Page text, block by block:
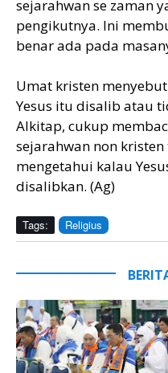
sejarahwan se zaman
pengikutnya. Ini
benar ada pada
Umat kristen
Yesus itu disalib atau
Alkitap, cukup
sejarahwan non
mengetahui kalau
disalibkan. (Ag)
Tags: Religius